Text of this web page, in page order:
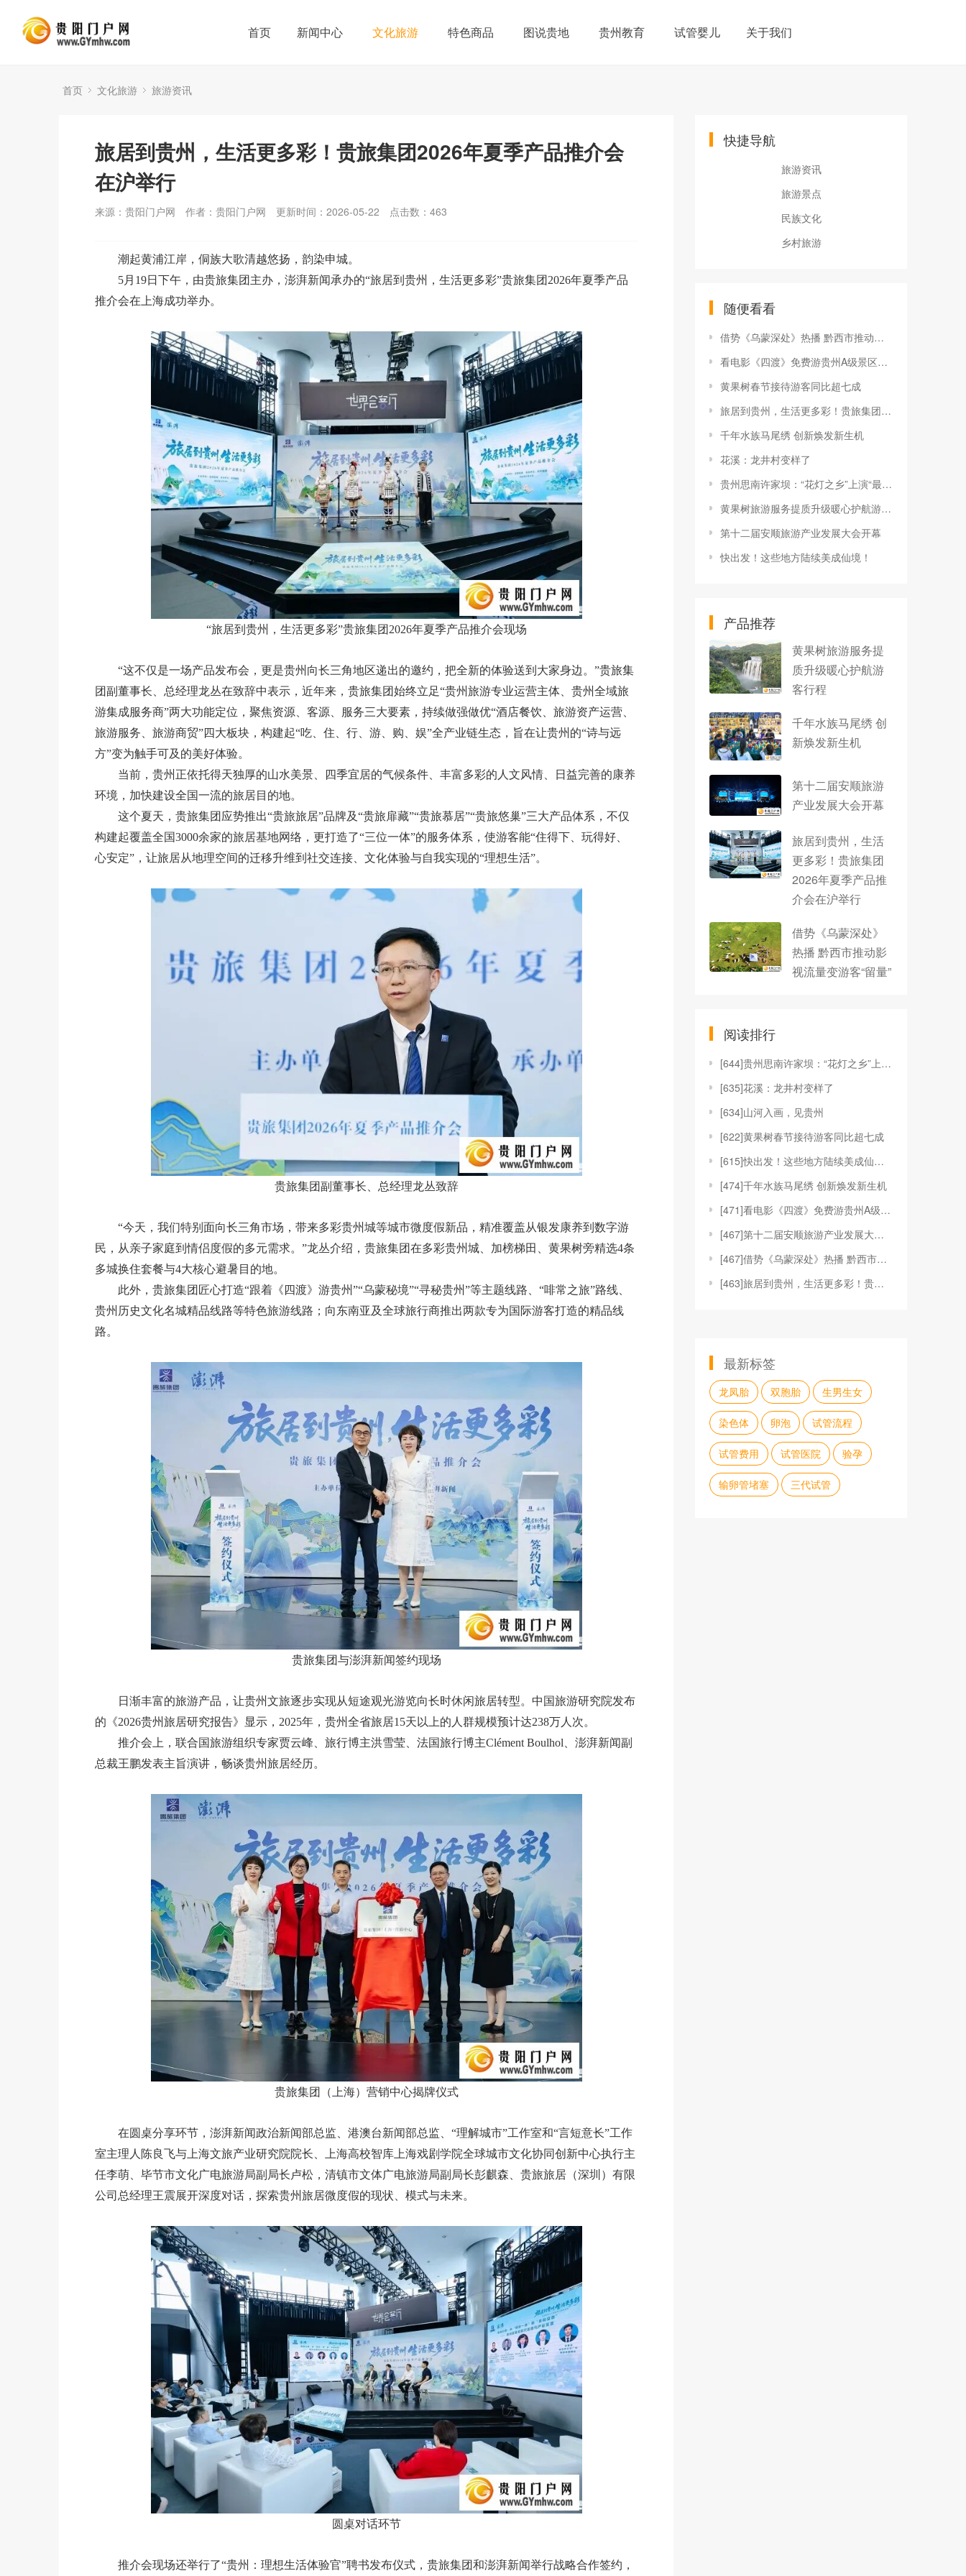
首页 新闻中心 文化旅游 特色商品 图说贵地 贵州教育 试管婴儿 关于我们
首页 文化旅游 旅游资讯
旅居到贵州，生活更多彩！贵旅集团2026年夏季产品推介会
在沪举行
来源：贵阳门户网 作者：贵阳门户网 更新时间：2026-05-22 点击数： 463
潮起黄浦江岸，侗族大歌清越悠扬，韵染申城。
5月19日下午，由贵旅集团主办，澎湃新闻承办的“旅居到贵州，生活更多彩”贵旅集团2026年夏季产品
推介会在上海成功举办。
“旅居到贵州，生活更多彩”贵旅集团2026年夏季产品推介会现场
“这不仅是一场产品发布会，更是贵州向长三角地区递出的邀约，把全新的体验送到大家身边。”贵旅集
团副董事长、总经理龙丛在致辞中表示，近年来，贵旅集团始终立足“贵州旅游专业运营主体、贵州全域旅
游集成服务商”两大功能定位，聚焦资源、客源、服务三大要素，持续做强做优“酒店餐饮、旅游资产运营、
旅游服务、旅游商贸”四大板块，构建起“吃、住、行、游、购、娱”全产业链生态，旨在让贵州的“诗与远
方”变为触手可及的美好体验。
当前，贵州正依托得天独厚的山水美景、四季宜居的气候条件、丰富多彩的人文风情、日益完善的康养
环境，加快建设全国一流的旅居目的地。
这个夏天，贵旅集团应势推出“贵旅旅居”品牌及“贵旅扉藏”“贵旅慕居”“贵旅悠巢”三大产品体系，不仅
构建起覆盖全国3000余家的旅居基地网络，更打造了“三位一体”的服务体系，使游客能“住得下、玩得好、
心安定”，让旅居从地理空间的迁移升维到社交连接、文化体验与自我实现的“理想生活”。
贵旅集团副董事长、总经理龙丛致辞
“今天，我们特别面向长三角市场，带来多彩贵州城等城市微度假新品，精准覆盖从银发康养到数字游
民，从亲子家庭到情侣度假的多元需求。”龙丛介绍，贵旅集团在多彩贵州城、加榜梯田、黄果树旁精选4条
多城换住套餐与4大核心避暑目的地。
此外，贵旅集团匠心打造“跟着《四渡》游贵州”“乌蒙秘境”“寻秘贵州”等主题线路、“啡常之旅”路线、
贵州历史文化名城精品线路等特色旅游线路；向东南亚及全球旅行商推出两款专为国际游客打造的精品线
路。
贵旅集团与澎湃新闻签约现场
日渐丰富的旅游产品，让贵州文旅逐步实现从短途观光游览向长时休闲旅居转型。中国旅游研究院发布
的《2026贵州旅居研究报告》显示，2025年，贵州全省旅居15天以上的人群规模预计达238万人次。
推介会上，联合国旅游组织专家贾云峰、旅行博主洪雪莹、法国旅行博主Clément Boulhol、澎湃新闻副
总裁王鹏发表主旨演讲，畅谈贵州旅居经历。
贵旅集团（上海）营销中心揭牌仪式
在圆桌分享环节，澎湃新闻政治新闻部总监、港澳台新闻部总监、“理解城市”工作室和“言短意长”工作
室主理人陈良飞与上海文旅产业研究院院长、上海高校智库上海戏剧学院全球城市文化协同创新中心执行主
任李萌、毕节市文化广电旅游局副局长卢松，清镇市文体广电旅游局副局长彭麒森、贵旅旅居（深圳）有限
公司总经理王震展开深度对话，探索贵州旅居微度假的现状、模式与未来。
圆桌对话环节
推介会现场还举行了“贵州：理想生活体验官”聘书发布仪式，贵旅集团和澎湃新闻举行战略合作签约，
快捷导航
旅游资讯
旅游景点
民族文化
乡村旅游
随便看看
借势《乌蒙深处》热播 黔西市推动影视流量变游客“留量”
看电影《四渡》免费游贵州A级景区、领500元票根消费券
黄果树春节接待游客同比超七成
旅居到贵州，生活更多彩！贵旅集团2026年夏季产品推介会在沪举行
千年水族马尾绣 创新焕发新生机
花溪：龙井村变样了
贵州思南许家坝：“花灯之乡”上演“最炫民俗风”
黄果树旅游服务提质升级暖心护航游客行程
第十二届安顺旅游产业发展大会开幕
快出发！这些地方陆续美成仙境！
产品推荐
黄果树旅游服务提
质升级暖心护航游
客行程
千年水族马尾绣 创
新焕发新生机
第十二届安顺旅游
产业发展大会开幕
旅居到贵州，生活
更多彩！贵旅集团
2026年夏季产品推
介会在沪举行
借势《乌蒙深处》
热播 黔西市推动影
视流量变游客“留量”
阅读排行
[644]贵州思南许家坝：“花灯之乡”上演“最炫民
[635]花溪：龙井村变样了
[634]山河入画，见贵州
[622]黄果树春节接待游客同比超七成
[615]快出发！这些地方陆续美成仙境！
[474]千年水族马尾绣 创新焕发新生机
[471]看电影《四渡》免费游贵州A级景区、领50
[467]第十二届安顺旅游产业发展大会开幕
[467]借势《乌蒙深处》热播 黔西市推动影视流量
[463]旅居到贵州，生活更多彩！贵旅集团2026
最新标签
龙凤胎 双胞胎 生男生女
染色体 卵泡 试管流程
试管费用 试管医院 验孕
输卵管堵塞 三代试管